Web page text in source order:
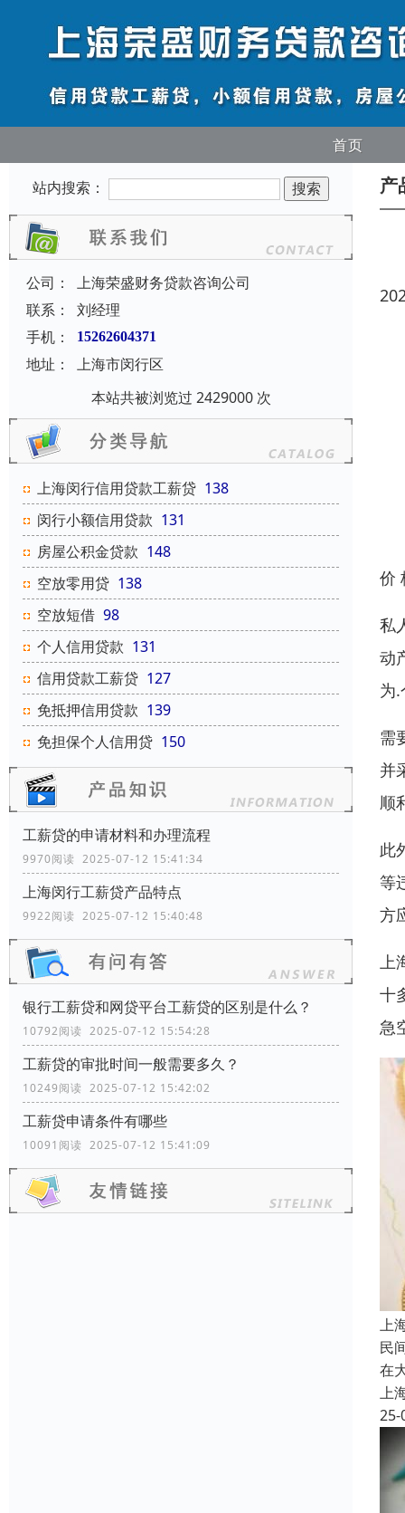
首页
站内搜索：
公司：
上海荣盛财务贷款咨询公司
联系：
刘经理
手机：
15262604371
地址：
上海市闵行区
本站共被浏览过 2429000 次
上海闵行信用贷款工薪贷 138
闵行小额信用贷款 131
房屋公积金贷款 148
空放零用贷 138
空放短借 98
个人信用贷款 131
信用贷款工薪贷 127
免抵押信用贷款 139
免担保个人信用贷 150
工薪贷的申请材料和办理流程
9970阅读 2025-07-12 15:41:34
上海闵行工薪贷产品特点
9922阅读 2025-07-12 15:40:48
银行工薪贷和网贷平台工薪贷的区别是什么？
10792阅读 2025-07-12 15:54:28
工薪贷的审批时间一般需要多久？
10249阅读 2025-07-12 15:42:02
工薪贷申请条件有哪些
10091阅读 2025-07-12 15:41:09
产
价
私
动
为
需
并
顺
此
等
方
上
十
急
上
民
在
上
25-